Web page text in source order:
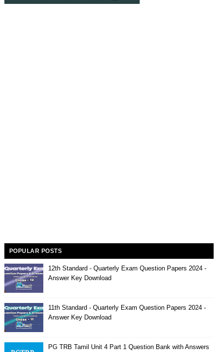
POPULAR POSTS
12th Standard - Quarterly Exam Question Papers 2024 -
Answer Key Download
11th Standard - Quarterly Exam Question Papers 2024 -
Answer Key Download
PG TRB Tamil Unit 4 Part 1 Question Bank with Answers